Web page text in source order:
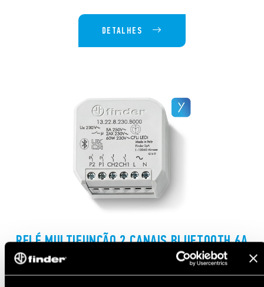
DETALHES
RELÉ MULTIFUNÇÃO 2 CANAIS BLUETOOTH 6A
Tipo 13.22.8.230.B000